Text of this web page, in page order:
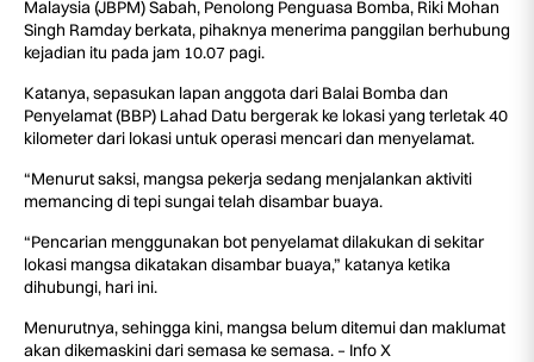
Malaysia (JBPM) Sabah, Penolong Penguasa Bomba, Riki Mohan
Singh Ramday berkata, pihaknya menerima panggilan berhubung
kejadian itu pada jam 10.07 pagi.
Katanya, sepasukan lapan anggota dari Balai Bomba dan
Penyelamat (BBP) Lahad Datu bergerak ke lokasi yang terletak 40
kilometer dari lokasi untuk operasi mencari dan menyelamat.
“Menurut saksi, mangsa pekerja sedang menjalankan aktiviti
memancing di tepi sungai telah disambar buaya.
“Pencarian menggunakan bot penyelamat dilakukan di sekitar
lokasi mangsa dikatakan disambar buaya,” katanya ketika
dihubungi, hari ini.
Menurutnya, sehingga kini, mangsa belum ditemui dan maklumat
akan dikemaskini dari semasa ke semasa. – Info X